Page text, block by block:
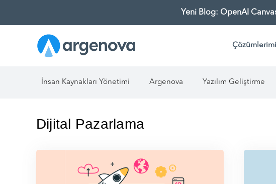
Yeni Blog: OpenAI
İnsan Kaynakları Yönetimi Argenova Yazılım Geliştirme
Dijital Pazarlama